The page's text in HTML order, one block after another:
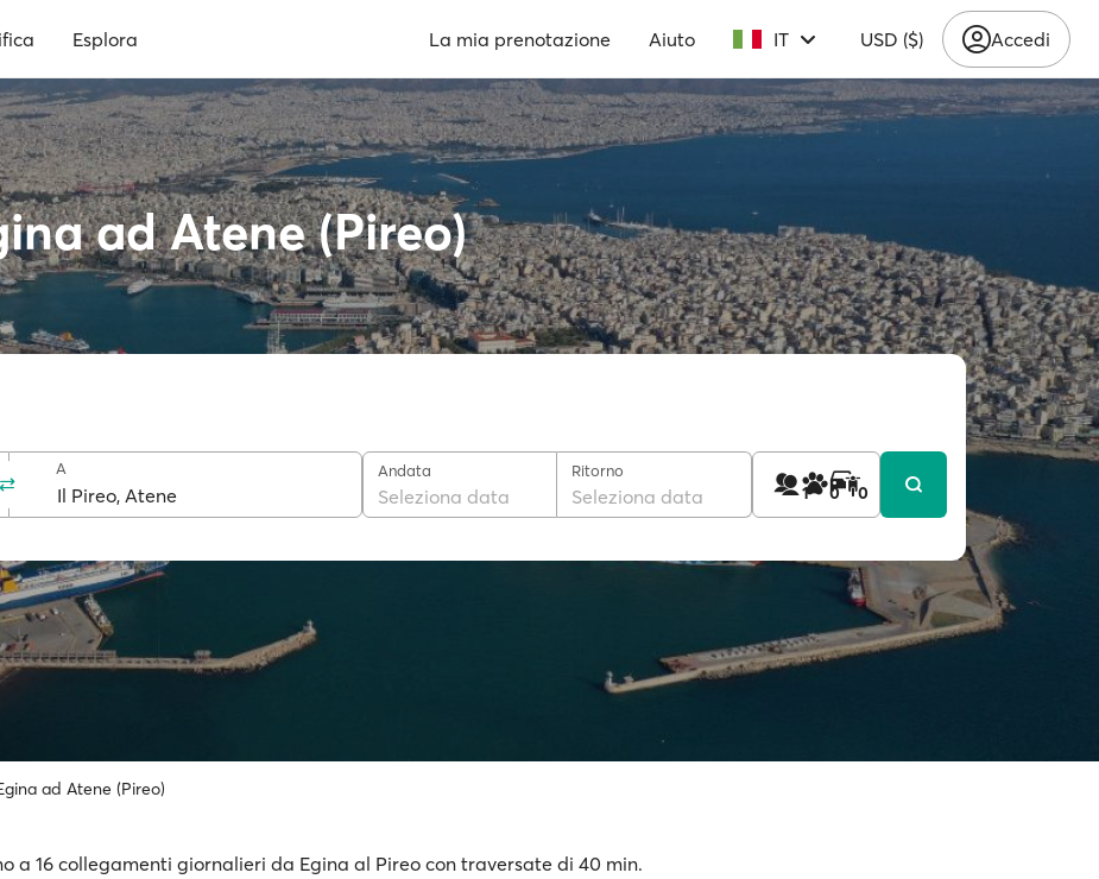
Esplora La mia prenotazione Aiuto IT USD ($) Accedi
ad Atene (Pireo)
A Andata
Seleziona data
Ritorno
Seleziona data 1 0 0
ad Atene (Pireo)
a 16 collegamenti giornalieri da Egina al Pireo con traversate di 40 min.